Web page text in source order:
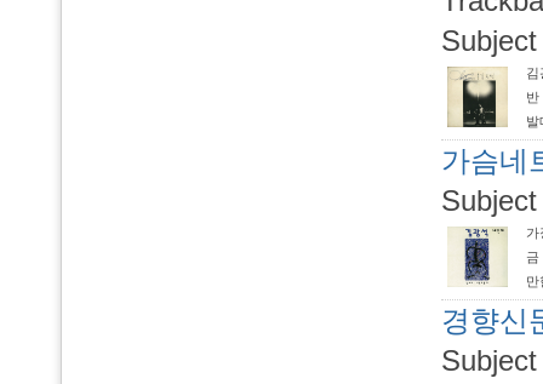
김
반
발
가슴네
가
금
만
못
경향신